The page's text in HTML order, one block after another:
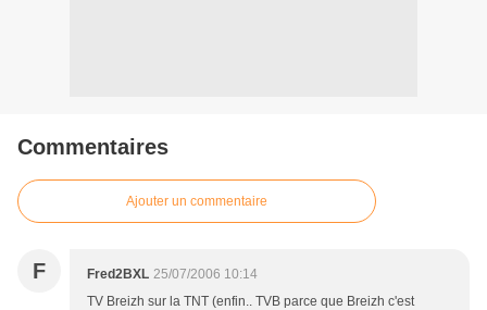
Commentaires
Ajouter un commentaire
F Fred2BXL 25/07/2006 10:14
TV Breizh sur la TNT (enfin.. TVB parce que Breizh c'est